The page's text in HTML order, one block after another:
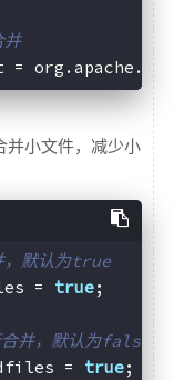
并
=
并小文件，减少小
，默认为true
= true;
并，默认为false
= true;